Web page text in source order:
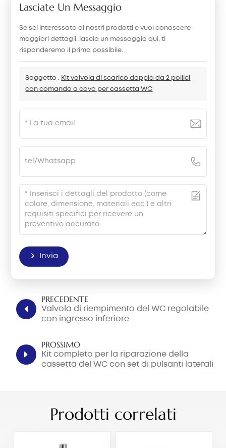
Lasciate Un Messaggio
Se sei interessato ai nostri prodotti e vuoi conoscere
maggiori dettagli, lascia un messaggio qui, ti
risponderemo il prima possibile.
Soggetto : Kit valvola di scarico doppia da 2 pollici
con comando a cavo per cassetta WC
Invia
PRECEDENTE
Valvola di riempimento del WC regolabile
con ingresso inferiore
PROSSIMO
Kit completo per la riparazione della
cassetta del WC con set di pulsanti laterali
Prodotti correlati